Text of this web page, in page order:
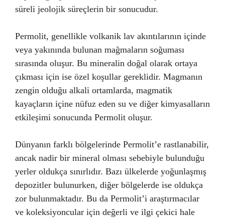
süreli jeolojik süreçlerin bir sonucudur.
Permolit, genellikle volkanik lav akıntılarının içinde
veya yakınında bulunan mağmaların soğuması
sırasında oluşur. Bu mineralin doğal olarak ortaya
çıkması için ise özel koşullar gereklidir. Magmanın
zengin olduğu alkali ortamlarda, magmatik
kayaçların içine nüfuz eden su ve diğer kimyasalların
etkileşimi sonucunda Permolit oluşur.
Dünyanın farklı bölgelerinde Permolit’e rastlanabilir,
ancak nadir bir mineral olması sebebiyle bulunduğu
yerler oldukça sınırlıdır. Bazı ülkelerde yoğunlaşmış
depozitler bulunurken, diğer bölgelerde ise oldukça
zor bulunmaktadır. Bu da Permolit’i araştırmacılar
ve koleksiyoncular için değerli ve ilgi çekici hale